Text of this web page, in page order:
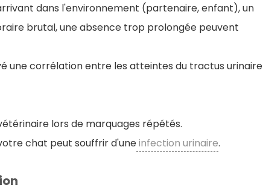
dans l'environnement (partenaire, enfant), un
brutal, une absence trop prolongée peuvent
une corrélation entre les atteintes du tractus urinaire
lors de marquages répétés.
chat peut souffrir d'uneinfection urinaire.